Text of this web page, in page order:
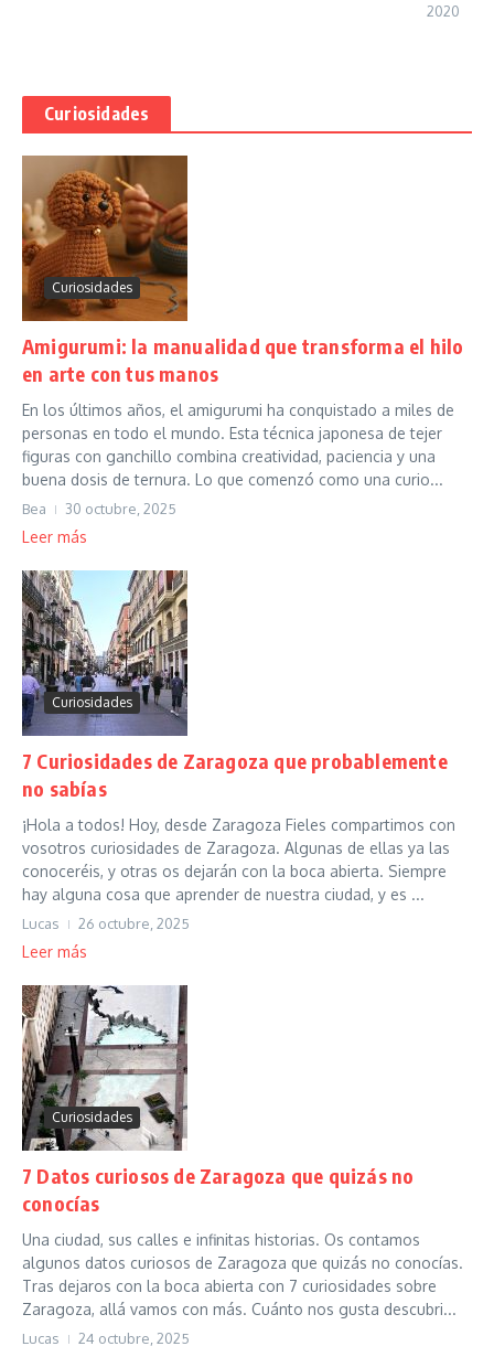
2020
Curiosidades
Curiosidades
Amigurumi: la manualidad que transforma el hilo
en arte con tus manos
En los últimos años, el amigurumi ha conquistado a miles de
personas en todo el mundo. Esta técnica japonesa de tejer
figuras con ganchillo combina creatividad, paciencia y una
buena dosis de ternura. Lo que comenzó como una curio...
Bea 30 octubre, 2025
Leer más
Curiosidades
7 Curiosidades de Zaragoza que probablemente
no sabías
¡Hola a todos! Hoy, desde Zaragoza Fieles compartimos con
vosotros curiosidades de Zaragoza. Algunas de ellas ya las
conoceréis, y otras os dejarán con la boca abierta. Siempre
hay alguna cosa que aprender de nuestra ciudad, y es ...
Lucas 26 octubre, 2025
Leer más
Curiosidades
7 Datos curiosos de Zaragoza que quizás no
conocías
Una ciudad, sus calles e infinitas historias. Os contamos
algunos datos curiosos de Zaragoza que quizás no conocías.
Tras dejaros con la boca abierta con 7 curiosidades sobre
Zaragoza, allá vamos con más. Cuánto nos gusta descubri...
Lucas 24 octubre, 2025